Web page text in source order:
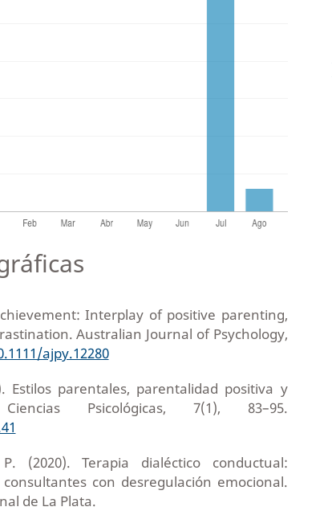
Interplay of positive parenting,
Australian Journal of Psychology,
ajpy.12280
Estilos parentales, parentalidad positiva y
Psicológicas, 7(1), 83–95.
(2020). Terapia dialéctico conductual:
con desregulación emocional.
de La Plata.